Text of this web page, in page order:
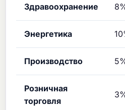
Здравоохранение
Энергетика
Производство
Розничная
торговля